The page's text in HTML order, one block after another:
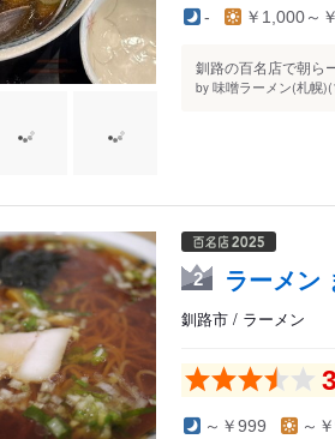
- ￥1,000～
釧路の百名店で朝ら
by 味噌ラーメン(札幌
2 ラーメン
釧路市 / ラーメン
～￥999 ～